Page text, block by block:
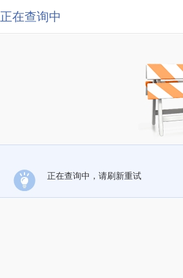
正在查询中
正在查询中，请刷新重试